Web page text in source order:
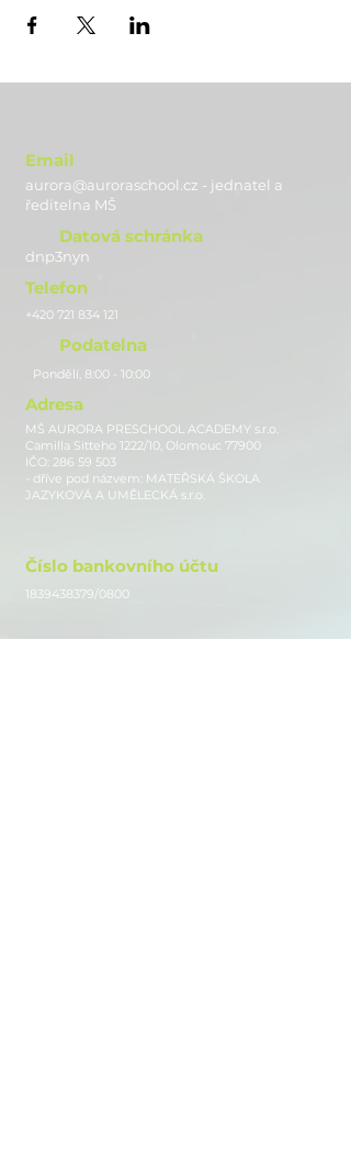
Email
aurora@auroraschool.cz - jednatel a
ředitelna MŠ
Datová schránka
dnp3nyn
Telefon
+420 721 834 121
Podatelna
Pondělí, 8:00 - 10:00
Adresa
MŠ AURORA PRESCHOOL ACADEMY s.r.o.
Camilla Sitteho 1222/10, Olomouc 77900
IČO: 286 59 503
- dříve pod názvem: MATEŘSKÁ ŠKOLA
JAZYKOVÁ A UMĚLECKÁ s.r.o.
Číslo bankovního účtu
1839438379/0800